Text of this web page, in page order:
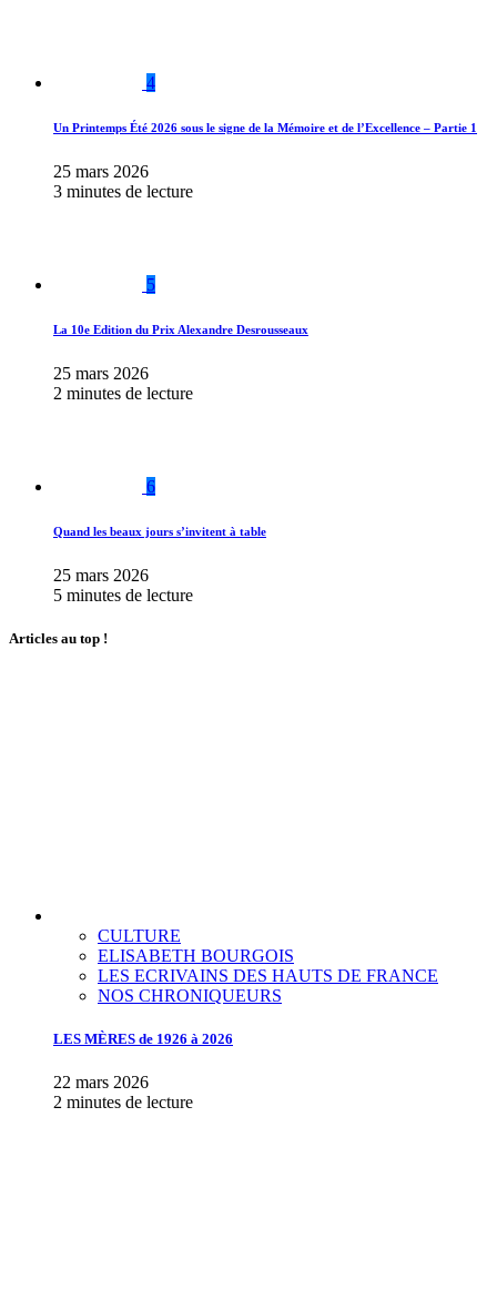
4
Un Printemps Été 2026 sous le signe de la Mémoire et de l’Excellence – Partie 1
25 mars 2026
3 minutes de lecture
5
La 10e Edition du Prix Alexandre Desrousseaux
25 mars 2026
2 minutes de lecture
6
Quand les beaux jours s’invitent à table
25 mars 2026
5 minutes de lecture
Articles au top !
CULTURE
ELISABETH BOURGOIS
LES ECRIVAINS DES HAUTS DE FRANCE
NOS CHRONIQUEURS
LES MÈRES de 1926 à 2026
22 mars 2026
2 minutes de lecture